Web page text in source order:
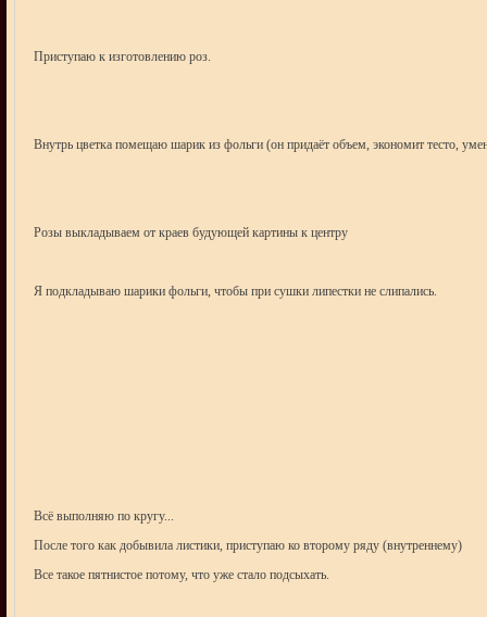
Приступаю к изготовлению роз.
Внутрь цветка помещаю шарик из фольги (он придаёт объем, экономит тесто,
Розы выкладываем от краев будующей картины к центру
Я подкладываю шарики фольги, чтобы при сушки липестки не слипались.
Всё выполняю по кругу...
После того как добывила листики, приступаю ко второму ряду (внутреннему)
Все такое пятнистое потому, что уже стало подсыхать.